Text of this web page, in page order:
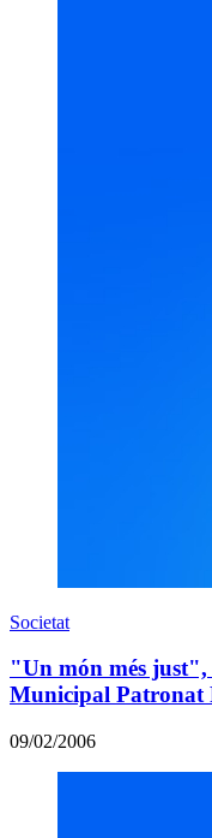
Societat
"Un món més
Municipal Patronat
09/02/2006